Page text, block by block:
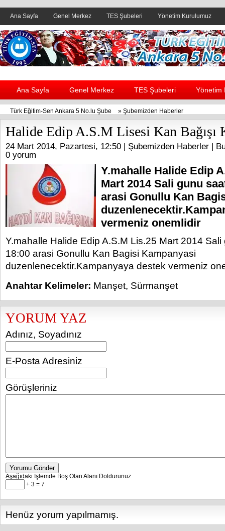
Ana Sayfa Genel Merkez TES Şubeleri Yönetim Kurulumuz
Header yanı reklam alanı
Ana Sayfa Genel Merkez TES Şubeleri Yönetim
Türk Eğitim-Sen Ankara 5 No.lu Şube » Şubemizden Haberler
Halide Edip A.S.M Lisesi Kan Bağışı
24 Mart 2014, Pazartesi, 12:50 | Şubemizden Haberler |
0 yorum
Y.mahalle Halide Edip
Mart 2014 Sali gunu
arasi Gonullu Kan
vermeniz onemlidir
Y.mahalle Halide Edip A.S.M Lis.25 Mart 2014
18:00 arasi Gonullu Kan Bagisi Kampanyasi
duzenlenecektir.Kampanyaya destek vermeniz
Anahtar Kelimeler: Manşet, Sürmanşet
YORUM YAZ
Adınız, Soyadınız
E-Posta Adresiniz
Görüşleriniz
Yorumu Gönder
Aşağıdaki İşlemde Boş Olan Alanı Doldurunuz.
+ 3 = 7
Henüz yorum yapılmamış.